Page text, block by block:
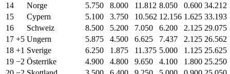
14
Norge 5.750 8.000 11.812 8.050 0.600 34.212
15
Cypern 5.100 3.750 10.562 12.156 1.625 33.193
16
Schweiz 8.500 5.200 7.050 6.200 2.125 29.075
17 +5 Ungern 5.875 4.500 6.625 7.437 2.125 26.562
18 +1 Sverige 6.250 1.875 11.375 5.000 1.125 25.625
19 −2 Österrike 4.900 4.800 9.650 4.100 1.800 25.250